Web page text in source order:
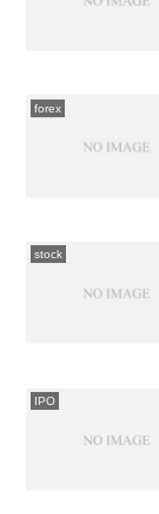
forex
stock
IPO